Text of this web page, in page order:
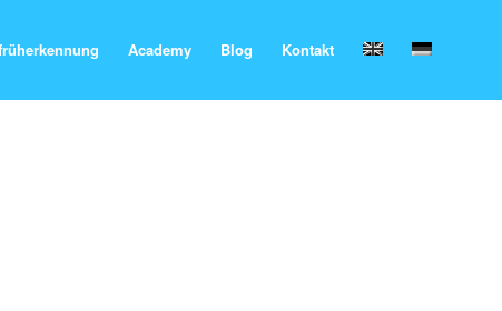
Academy Blog Kontakt